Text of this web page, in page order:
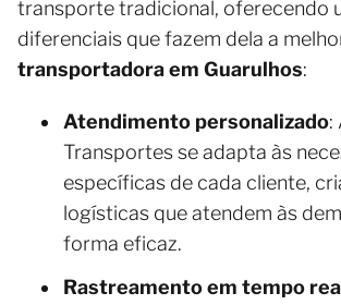
transporte tradicional, oferecendo
diferenciais que fazem dela a
transportadora em Guarulhos:
Atendimento personalizado:
Transportes se adapta às
específicas de cada cliente,
logísticas que atendem às
forma eficaz.
Rastreamento em tempo